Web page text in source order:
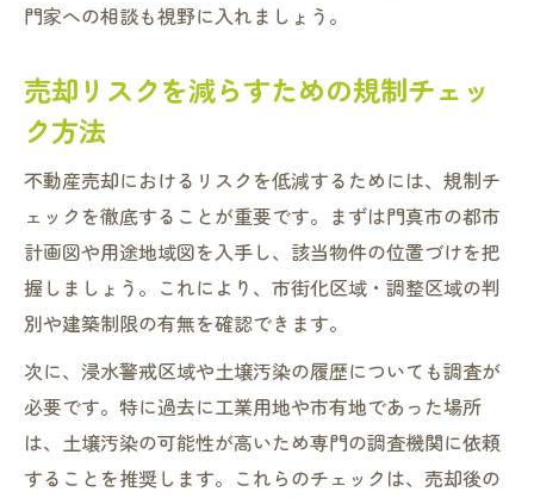
門家への相談も視野に入れましょう。
売却リスクを減らすための規制チェッ
ク方法
不動産売却におけるリスクを低減するためには、規制チ
ェックを徹底することが重要です。まずは門真市の都市
計画図や用途地域図を入手し、該当物件の位置づけを把
握しましょう。これにより、市街化区域・調整区域の判
別や建築制限の有無を確認できます。
次に、浸水警戒区域や土壌汚染の履歴についても調査が
必要です。特に過去に工業用地や市有地であった場所
は、土壌汚染の可能性が高いため専門の調査機関に依頼
することを推奨します。これらのチェックは、売却後の